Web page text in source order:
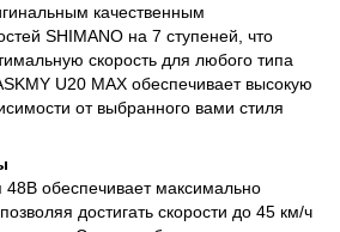
качественным
SHIMANO на 7 ступеней, что
скорость для любого типа
U20 MAX обеспечивает высокую
от выбранного вами стиля
обеспечивает максимально
достигать скорости до 45 км/ч